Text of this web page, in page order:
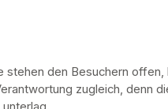
den Besuchern offen,
zugleich, denn